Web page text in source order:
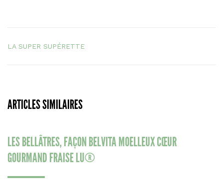
LA SUPER SUPÉRETTE
ARTICLES SIMILAIRES
LES BELLÂTRES, FAÇON BELVITA MOELLEUX CŒUR
GOURMAND FRAISE LU®